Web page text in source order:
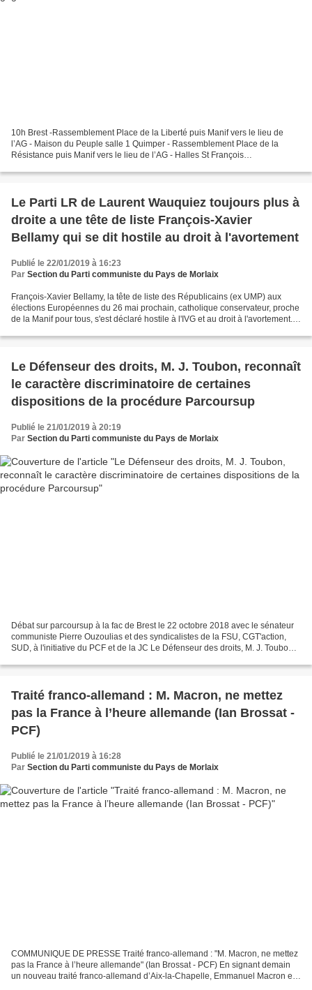
10h Brest -Rassemblement Place de la Liberté puis Manif vers le lieu de
l’AG - Maison du Peuple salle 1 Quimper - Rassemblement Place de la
Résistance puis Manif vers le lieu de l’AG - Halles St François
Le Parti LR de Laurent Wauquiez toujours plus à
droite a une tête de liste François-Xavier
Bellamy qui se dit hostile au droit à l'avortement
Publié le 22/01/2019 à 16:23
Par Section du Parti communiste du Pays de Morlaix
François-Xavier Bellamy, la tête de liste des Républicains (ex UMP) aux
élections Européennes du 26 mai prochain, catholique conservateur, proche
de la Manif pour tous, s'est déclaré hostile à l'IVG et au droit à l'avortement.
Le Défenseur des droits, M. J. Toubon, reconnaît
le caractère discriminatoire de certaines
dispositions de la procédure Parcoursup
Publié le 21/01/2019 à 20:19
Par Section du Parti communiste du Pays de Morlaix
Débat sur parcoursup à la fac de Brest le 22 octobre 2018 avec le sénateur
communiste Pierre Ouzoulias et des syndicalistes de la FSU, CGT'action,
SUD, à l'initiative du PCF et de la JC Le Défenseur des droits, M. J. Toubon,
Traité franco-allemand : M. Macron, ne mettez
pas la France à l’heure allemande (Ian Brossat -
PCF)
Publié le 21/01/2019 à 16:28
Par Section du Parti communiste du Pays de Morlaix
COMMUNIQUE DE PRESSE Traité franco-allemand : "M. Macron, ne mettez
pas la France à l’heure allemande" (Ian Brossat - PCF) En signant demain
un nouveau traité franco-allemand d’Aix-la-Chapelle, Emmanuel Macron et